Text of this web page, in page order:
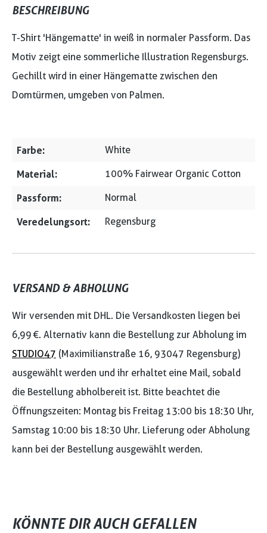
BESCHREIBUNG
T-Shirt 'Hängematte' in weiß in normaler Passform. Das
Motiv zeigt eine sommerliche Illustration Regensburgs.
Gechillt wird in einer Hängematte zwischen den
Domtürmen, umgeben von Palmen.
Farbe: White
Material: 100% Fairwear Organic Cotton
Passform: Normal
Veredelungsort: Regensburg
VERSAND & ABHOLUNG
Wir versenden mit DHL. Die Versandkosten liegen bei
6,99 €. Alternativ kann die Bestellung zur Abholung im
STUDIO47 (Maximilianstraße 16, 93047 Regensburg)
ausgewählt werden und ihr erhaltet eine Mail, sobald
die Bestellung abholbereit ist. Bitte beachtet die
Öffnungszeiten: Montag bis Freitag 13:00 bis 18:30 Uhr,
Samstag 10:00 bis 18:30 Uhr. Lieferung oder Abholung
kann bei der Bestellung ausgewählt werden.
KÖNNTE DIR AUCH GEFALLEN